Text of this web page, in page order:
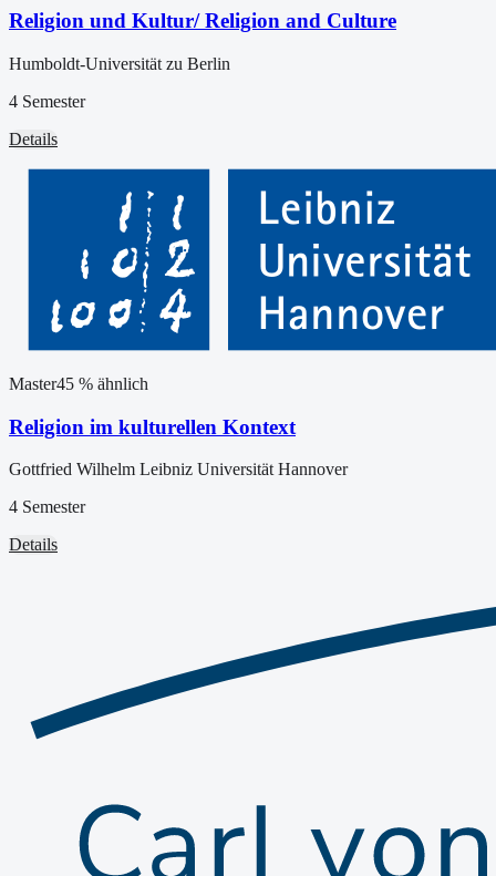
Religion und Kultur/ Religion and Culture
Humboldt-Universität zu Berlin
4 Semester
Details
Master45 % ähnlich
Religion im kulturellen Kontext
Gottfried Wilhelm Leibniz Universität Hannover
4 Semester
Details